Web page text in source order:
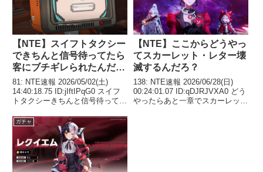
【NTE】スイフトタクシー
できちんと信号待ってたら
客にブチギレられたんだが
ｗ
81: NTE速報 2026/05/02(土)
14:40:18.75 ID:jIftIPqG0 スイフ
トタクシーきちんと信号待ってた
が 84: NTE速報 2026/05/02(土)
14:41:26.48 ...
【NTE】ここからどうやっ
てスカーレット・レター壊
滅するんだろ？
138: NTE速報 2026/06/28(日)
00:24:01.07 ID:qDJRJVXA0 どう
やったらあと一章でスカーレット
ガチャ